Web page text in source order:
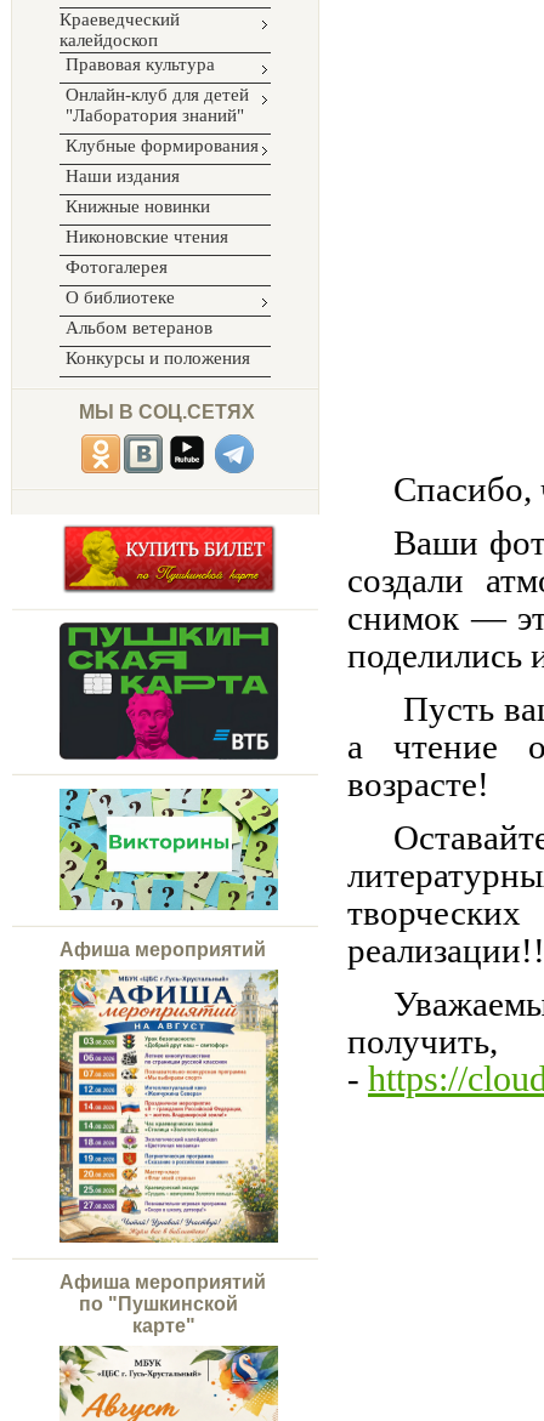
Краеведческий
калейдоскоп
Правовая культура
Онлайн-клуб для детей
"Лаборатория знаний"
Клубные формирования
Наши издания
Книжные новинки
Никоновские чтения
Фотогалерея
О библиотеке
Альбом ветеранов
Конкурсы и положения
МЫ В СОЦ.СЕТЯХ
Афиша мероприятий
Афиша мероприятий
по "Пушкинской
карте"
Ваши
создали
снимок —
поделились
Пусть
а чтение
возрасте!
- https://